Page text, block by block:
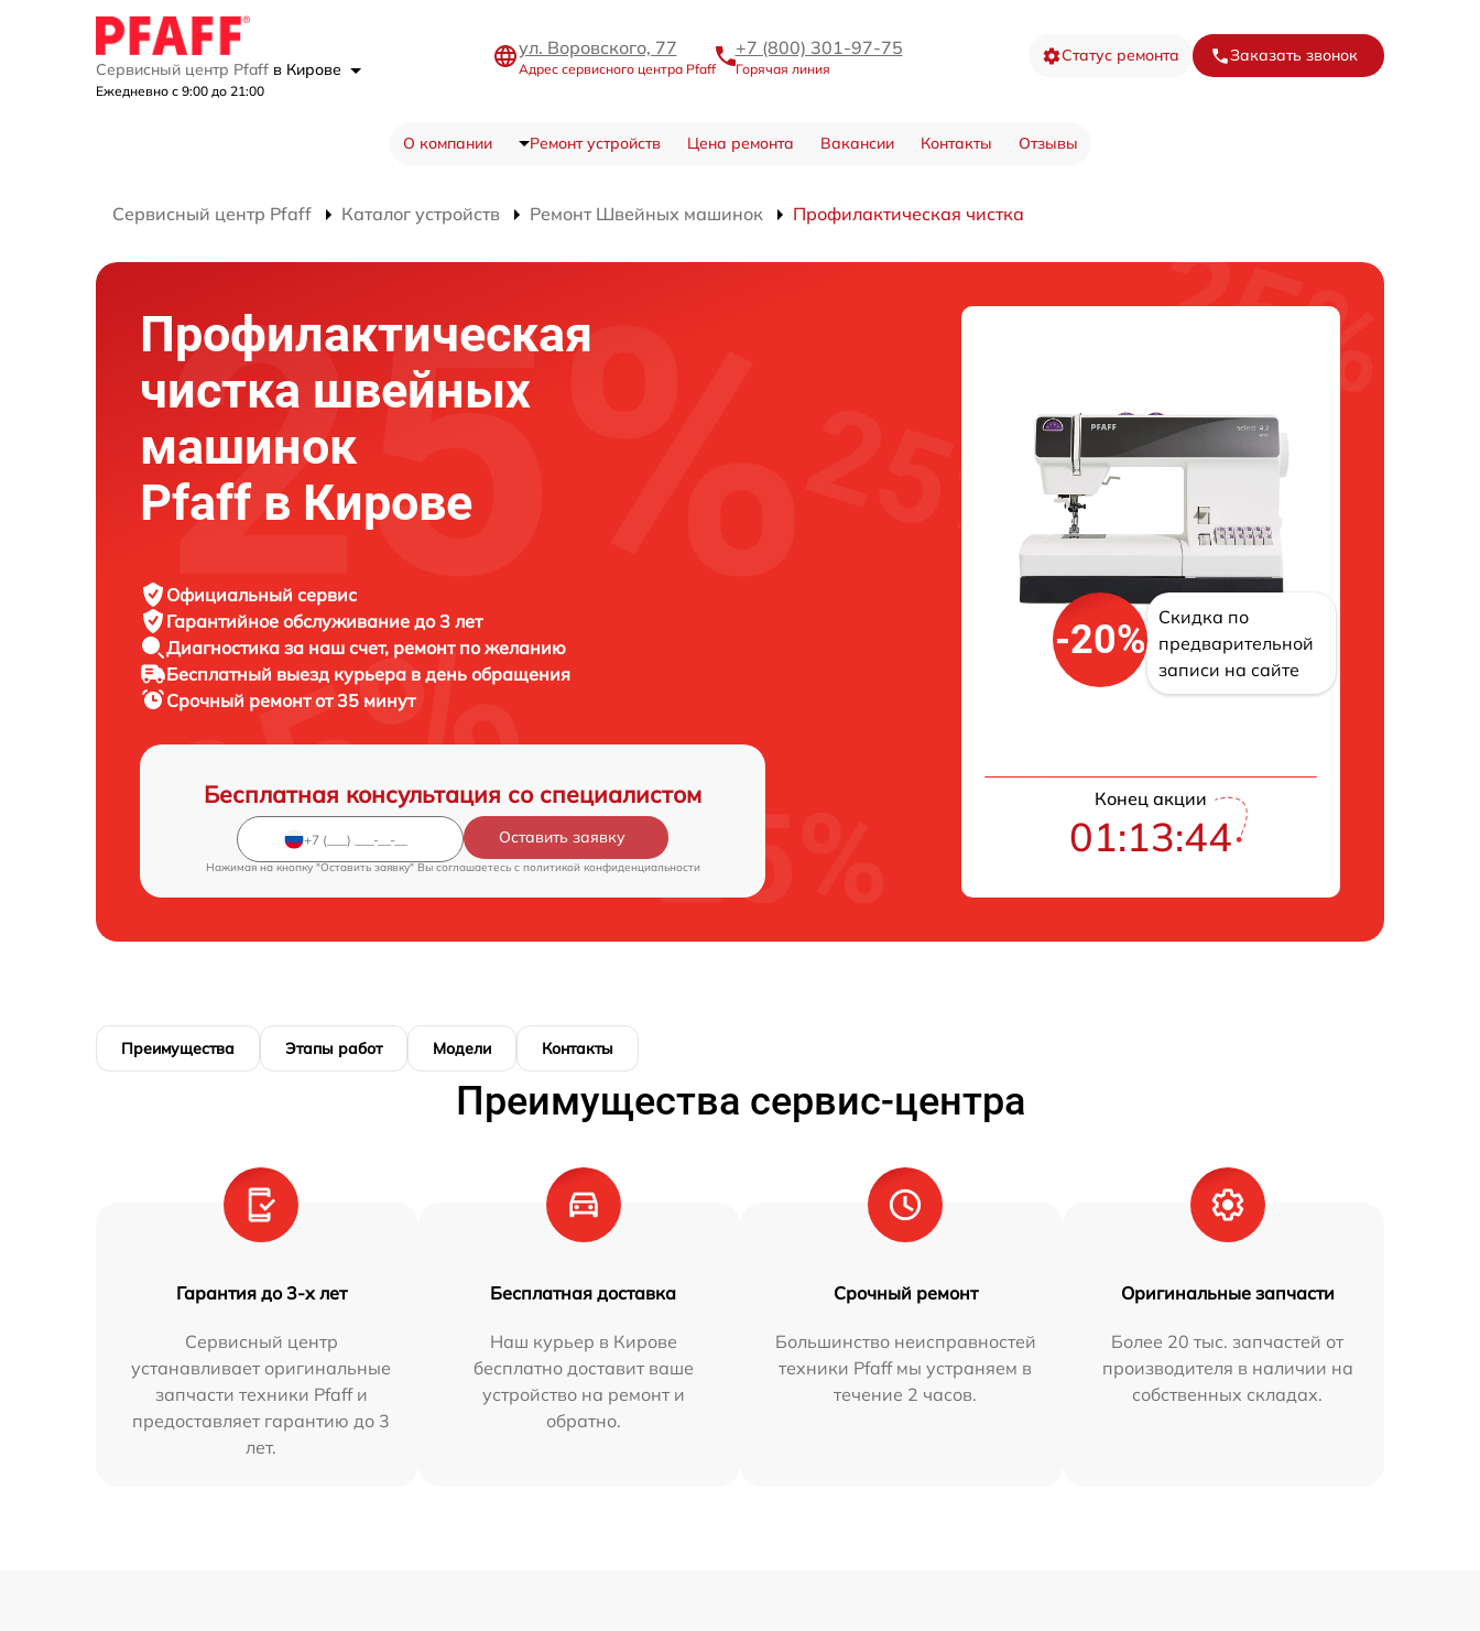
Сервисный центр Pfaff в Кирове
Ежедневно с 9:00 до 21:00
ул. Воровского, 77
Адрес сервисного центра Pfaff
+7 (800) 301-97-75
Горячая линия
Статус ремонта Заказать звонок
О компании Ремонт устройств Цена ремонта Вакансии Контакты Отзывы
Сервисный центр Pfaff Каталог устройств Ремонт Швейных машинок Профилактическая чистка
Профилактическая
чистка швейных
машинок
Pfaff в Кирове
Официальный сервис
Гарантийное обслуживание до 3 лет
Диагностика за наш счет, ремонт по желанию
Бесплатный выезд курьера в день обращения
Срочный ремонтот 35 минут
Бесплатная консультация со специалистом
Оставить заявку
Нажимая на кнопку "Оставить заявку" Вы соглашаетесь c политикой конфиденциальности
-20%
Скидка по
предварительной
записи на сайте
Конец акции
01:13:43
Преимущества Этапы работ Модели Контакты
Преимущества сервис-центра
Гарантия до 3-х лет
Сервисный центр
устанавливает оригинальные
запчасти техники Pfaff и
предоставляет гарантию до 3
лет.
Бесплатная доставка
Наш курьер в Кирове
бесплатно доставит ваше
устройство на ремонт и
обратно.
Срочный ремонт
Большинство неисправностей
техники Pfaff мы устраняем в
течение 2 часов.
Оригинальные запчасти
Более 20 тыс. запчастей от
производителя в наличии на
собственных складах.